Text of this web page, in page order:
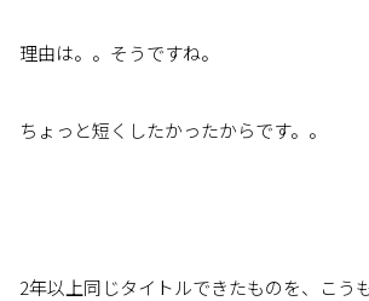
理由は。。そうですね。
ちょっと短くしたかったからです。。
2年以上同じタイトルできたものを、こう